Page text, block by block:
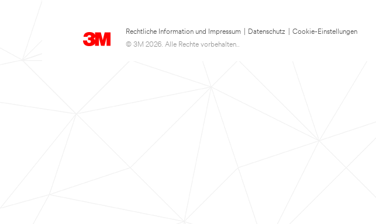
Rechtliche Information und Impressum Datenschutz
Cookie-Einstellungen
© 3M 2026. Alle Rechte vorbehalten..